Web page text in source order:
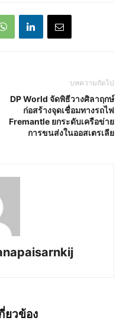
บทความถัดไป
DP World จัดพิธีวางศิลาฤกษ์
ก่อสร้างจุดเชื่อมทางรถไฟ
Fremantle ยกระดับเครือข่าย
การขนส่งในออสเตรเลีย
ยวข้อง